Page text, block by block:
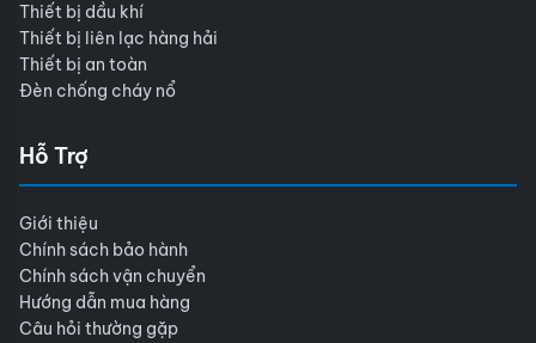
Thiết bị dầu khí
Thiết bị liên lạc hàng hải
Thiết bị an toàn
Đèn chống cháy nổ
Hỗ Trợ
Giới thiệu
Chính sách bảo hành
Chính sách vận chuyển
Hướng dẫn mua hàng
Câu hỏi thường gặp